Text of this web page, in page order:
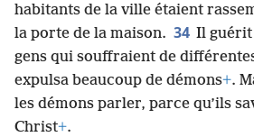
habitants de la ville étaient
la porte de la maison. 34 Il guérit
gens qui souffraient de
expulsa beaucoup de démons+.
les démons parler, parce qu’ils
Christ+.